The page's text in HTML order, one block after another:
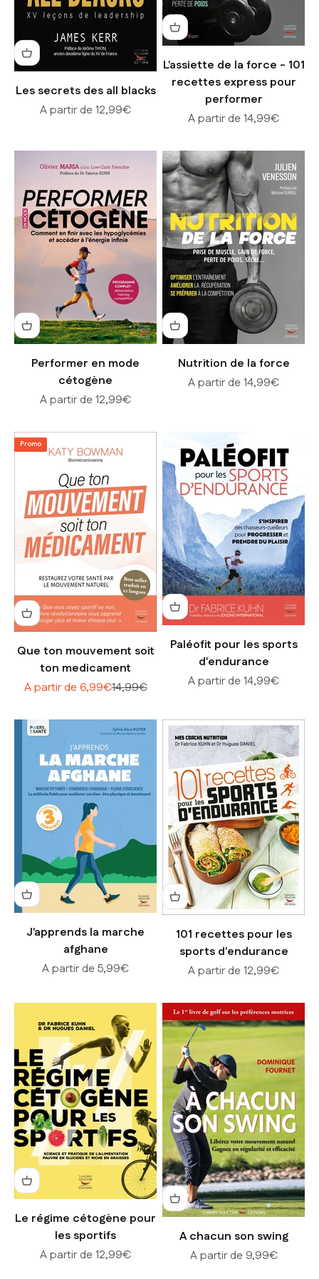
Les secrets des all blacks
Prix de vente
A partir de 12,99€
L'assiette de la force - 101
recettes express pour
performer
Prix de vente
A partir de 14,99€
Performer en mode
cétogène
Prix de vente
A partir de 12,99€
Nutrition de la force
Prix de vente
A partir de 14,99€
Promo
Que ton mouvement soit
ton medicament
Prix de vente
A partir de 6,99€Prix normal
14,99€
Paléofit pour les sports
d'endurance
Prix de vente
A partir de 14,99€
J'apprends la marche
afghane
Prix de vente
A partir de 5,99€
101 recettes pour les
sports d'endurance
Prix de vente
A partir de 12,99€
Le régime cétogène pour
les sportifs
Prix de vente
A partir de 12,99€
A chacun son swing
Prix de vente
A partir de 9,99€